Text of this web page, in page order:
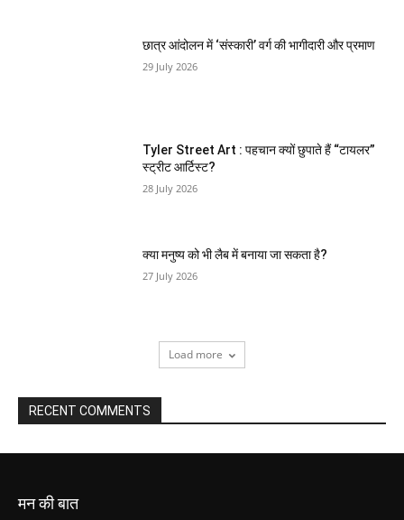
छात्र आंदोलन में ‘संस्कारी’ वर्ग की भागीदारी और प्रमाण
29 July 2026
Tyler Street Art : पहचान क्यों छुपाते हैं “टायलर”
स्ट्रीट आर्टिस्ट?
28 July 2026
क्या मनुष्य को भी लैब में बनाया जा सकता है?
27 July 2026
Load more
RECENT COMMENTS
मन की बात